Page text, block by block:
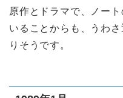
原作とドラマで、ノー
いることからも、うわ
りそうです。